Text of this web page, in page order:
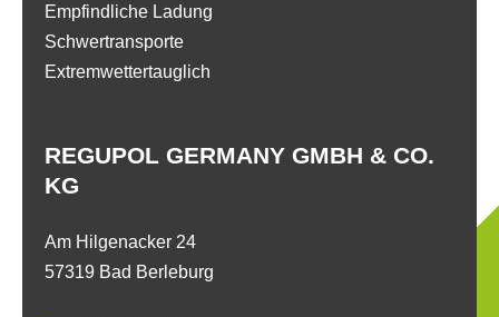
REGUPOL GERMANY GMBH & CO.
KG
Am Hilgenacker 24
57319 Bad Berleburg
Empfindliche Ladung
Schwertransporte
Extremwettertauglich